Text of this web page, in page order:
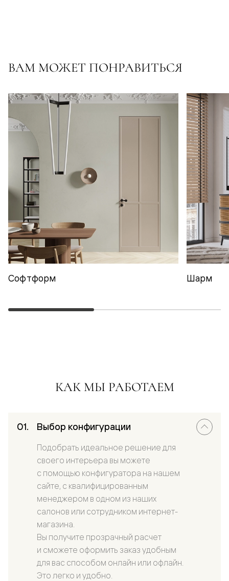
ВАМ МОЖЕТ ПОНРАВИТЬСЯ
Софтформ Шарм
КАК МЫ РАБОТАЕМ
Выбор конфигурации
Подобрать идеальное решение для
своего интерьера вы можете
с помощью конфигуратора на нашем
сайте, с квалифицированным
менеджером в одном из наших
салонов или сотрудником интернет-
магазина.
Вы получите прозрачный расчет
и сможете оформить заказ удобным
для вас способом онлайн или офлайн.
Это легко и удобно.